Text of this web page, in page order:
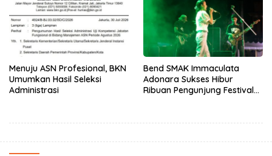
Menuju ASN Profesional, BKN
Umumkan Hasil Seleksi
Administrasi
Bend SMAK Immaculata
Adonara Sukses Hibur
Ribuan Pengunjung Festival